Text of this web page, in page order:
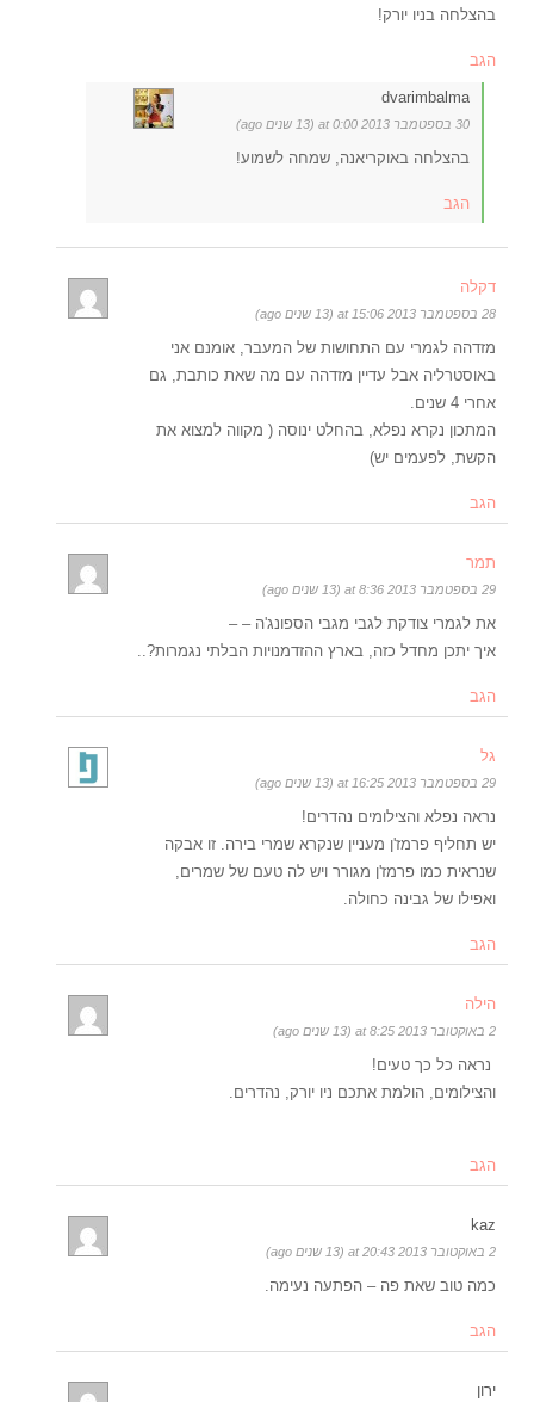
בהצלחה בניו יורק!
הגב
dvarimbalma
30 בספטמבר 2013 at 0:00 (13 שנים ago)
בהצלחה באוקריאנה, שמחה לשמוע!
הגב
דקלה
28 בספטמבר 2013 at 15:06 (13 שנים ago)
מזדהה לגמרי עם התחושות של המעבר, אומנם אני
באוסטרליה אבל עדיין מזדהה עם מה שאת כותבת, גם
אחרי 4 שנים.
המתכון נקרא נפלא, בהחלט ינוסה ( מקווה למצוא את
הקשת, לפעמים יש)
הגב
תמר
29 בספטמבר 2013 at 8:36 (13 שנים ago)
את לגמרי צודקת לגבי מגבי הספונג'ה – –
איך יתכן מחדל כזה, בארץ ההזדמנויות הבלתי נגמרות?..
הגב
גל
29 בספטמבר 2013 at 16:25 (13 שנים ago)
נראה נפלא והצילומים נהדרים!
יש תחליף פרמז'ן מעניין שנקרא שמרי בירה. זו אבקה
שנראית כמו פרמז'ן מגורר ויש לה טעם של שמרים,
ואפילו של גבינה כחולה.
הגב
הילה
2 באוקטובר 2013 at 8:25 (13 שנים ago)
נראה כל כך טעים!
והצילומים, הולמת אתכם ניו יורק, נהדרים.
הגב
kaz
2 באוקטובר 2013 at 20:43 (13 שנים ago)
כמה טוב שאת פה – הפתעה נעימה.
הגב
ירון